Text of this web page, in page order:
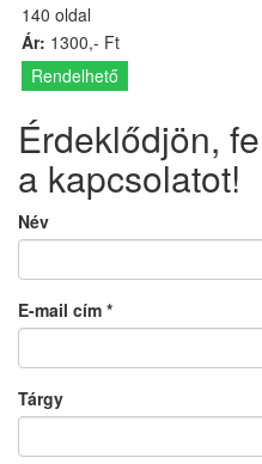
140 oldal
Ár: 1300,- Ft
Rendelhető
Érdeklődjön,
a kapcsolatot!
Név
E-mail cím *
Tárgy